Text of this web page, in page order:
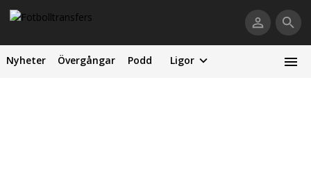
Nyheter Övergångar Podd Ligor